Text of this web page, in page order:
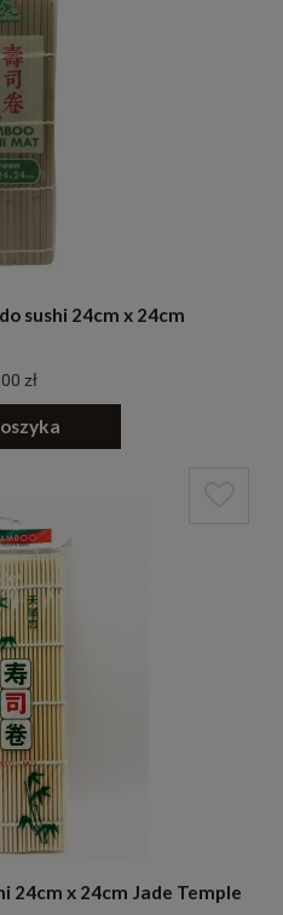
sushi 24cm x 24cm
zł
24cm x 24cm Jade Temple